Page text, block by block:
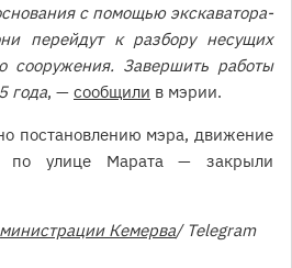
с помощью экскаватора-
перейдут к разбору несущих
сооружения. Завершить работы
года, — сообщили в мэрии.
постановлению мэра, движение
по улице Марата — закрыли
Кемерва/ Telegram